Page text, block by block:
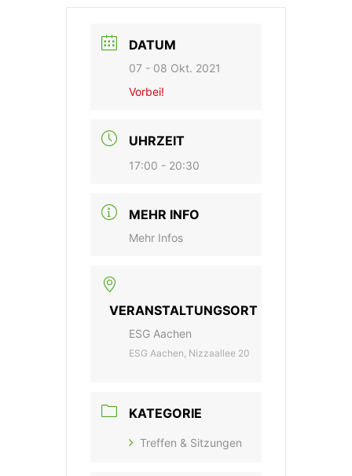
DATUM
07 - 08 Okt. 2021
Vorbei!
UHRZEIT
17:00 - 20:30
MEHR INFO
Mehr Infos
VERANSTALTUNGSORT
ESG Aachen
ESG Aachen, Nizzaallee 20
KATEGORIE
Treffen & Sitzungen